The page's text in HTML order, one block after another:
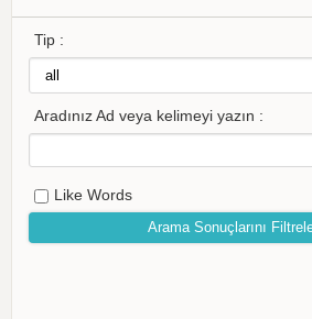
Tip :
Aradınız Ad veya kelimeyi yazın :
Like Words